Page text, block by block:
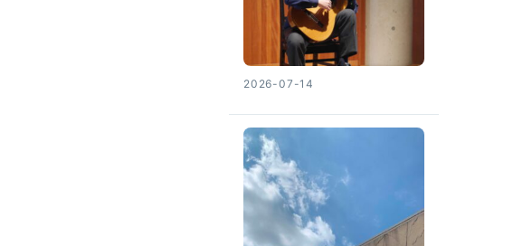
2026-07-14